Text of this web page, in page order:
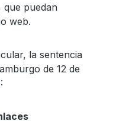
que puedan
web.
la sentencia
de 12 de